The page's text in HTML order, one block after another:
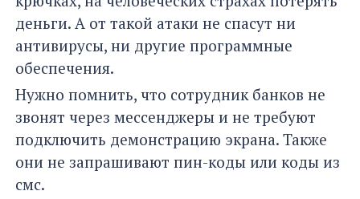
деньги. А от такой атаки не спасут ни
антивирусы, ни другие программные
обеспечения.
Нужно помнить, что сотрудник банков не
звонят через мессенджеры и не требуют
подключить демонстрацию экрана. Также
они не запрашивают пин-коды или коды из
смс.